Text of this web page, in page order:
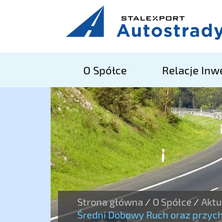
O Spółce Relacje
Strona główna / O Spółce/
Średni Dobowy Ruch oraz